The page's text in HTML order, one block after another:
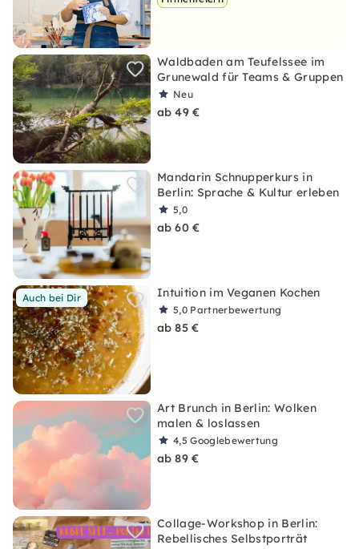
Waldbaden am Teufelssee im
Grunewald für Teams & Gruppen
Neu
ab 49 €
Mandarin Schnupperkurs in
Berlin: Sprache & Kultur erleben
5,0
ab 60 €
Auch bei Dir Intuition im Veganen Kochen
5,0 Partnerbewertung
ab 85 €
Art Brunch in Berlin: Wolken
malen & loslassen
4,5Googlebewertung
ab 89 €
Collage-Workshop in Berlin:
Rebellisches Selbstporträt